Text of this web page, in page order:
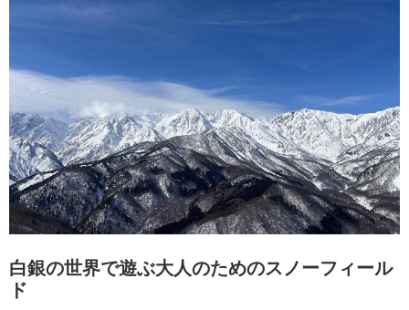
白銀の世界で遊ぶ大人のためのスノーフィール
ド